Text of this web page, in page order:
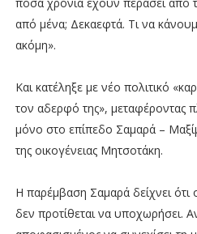
από μένα; Δεκαεφτά. Τι να
ακόμη».
Και κατέληξε με νέο πολιτικό
τον αδερφό της», μεταφέροντας
μόνο στο επίπεδο Σαμαρά –
της οικογένειας Μητσοτάκη.
Η παρέμβαση Σαμαρά δείχνει
δεν προτίθεται να υποχωρήσει.